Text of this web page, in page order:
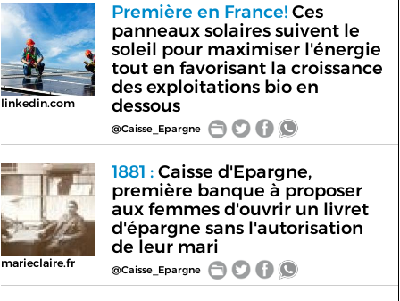
linkedin.com
Première en France!Ces
panneaux solaires suivent le
soleil pour maximiser l'énergie
tout en favorisant la croissance
des exploitations bio en
dessous
@Caisse_Epargne
marieclaire.fr
1881 :Caisse d'Epargne,
première banque à proposer
aux femmes d'ouvrir un livret
d'épargne sans l'autorisation
de leur mari
@Caisse_Epargne